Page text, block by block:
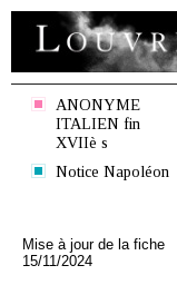
ANONYME
ITALIEN fin
XVIIè s
Notice Napoléon
Mise à jour de la fiche
15/11/2024